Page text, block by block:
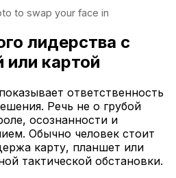
to swap your face in
лидерства с
или картой
ответственность
Речь не о грубой
осознанности и
Обычно человек стоит
карту, планшет или
тактической обстановки.